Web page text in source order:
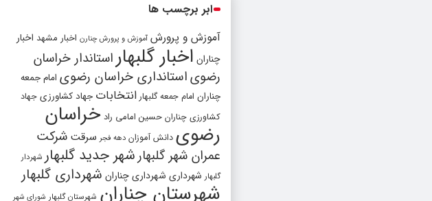
ابر برچسب ها
آموزش و پرورش آموزش و پرورش چنارن اخبار مشهد اخبار
چناران اخبار گلبهار استاندار خراسان
رضویاستانداری خراسان رضوی امام جمعه
چناران امام جمعه گلبهار انتخابات جهاد کشاورزی جهاد
کشاورزی چناران حسین امامی راد خراسان
رضوی دانش آموزان دهه فجر سرقت شرکت
عمران شهر گلبهارشهر جدید گلبهار شهردار
گلبهار شهرداری شهرداری چناران شهرداری گلبهار
شهرستان چناران شهرستان گلبهار شورای شهر